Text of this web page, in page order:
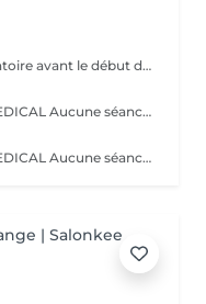
La réservation du Bilan/ Test est obligatoire avant le début d'un traitement laser. Veuillez venir à ce rendez vous non rasé(e) ni épilé(e) Il est réalisé une fois pour l'ensemble du corps. Le montant du bilan sera déduit de votre première séance. Un dossier est créé comprenant des renseignements nécessaires ainsi que les réglages effectués afin d'avoir un suivi parfait sur l'intégralité de vos séances. Il est impératif le jour du rendez vous de venir non-rasé(e) ou épilé(e) afin de procéder au plus juste à l'évaluation. Nous effectuerons un Flash Test avant de fixer les autres rendez vous. (CECI N'EST PAS UNE SEANCE MAIS UNIQUEMENT UN RENDEZ VOUS EXPLICATIF+TEST) En cas de toute n'hésitez pas à nous contacter au +27517878
EPILATION DEFINITIVE AU LASER MEDICAL Aucune séance ne sera faite sans un RDV bilan/ test OBLIGATOIRE OFFRE PLUSIEURS ZONES ! 2 Zones = -20% (sur la zone la moins chère) 3 Zones = -30% (sur la zone la moins chère) 4 Zones = -40% (sur la zone la moins chère) L'épilation laser est une épilation définitive, réalisée avec un laser médical vous assurant un résultat optimal. Pour tout début de traitement merci de réserver un créneaux BILAN/ TEST. Nous nous réservons le droit de refuser/ annuler un rendez vous en cas de contre-indications ou de non-respect des règles pré-traitement. ; Pour tous renseignements merci de nous joindre au +27517878
EPILATION DEFINITIVE AU LASER MEDICAL Aucune séance ne sera faite sans un RDV bilan/ test OBLIGATOIRE OFFRE PLUSIEURS ZONES ! 2 Zones = -20% (sur la zone la moins chère) 3 Zones = -30% (sur la zone la moins chère) L'épilation laser est une épilation définitive, réalisée avec un laser médical vous assurant un résultat optimal. Pour tout début de traitement merci de réserver un créneaux BILAN/ TEST. Nous nous réservons le droit de refuser/ annuler un rendez vous en cas de contre-indications ou de non-respect des règles pré-traitement. Pour tous renseignements merci de nous joindre au +27517878